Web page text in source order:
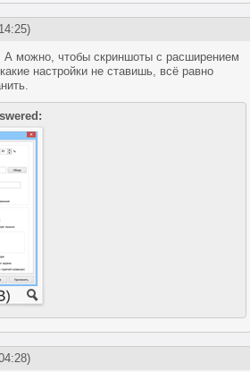
можно, чтобы скриншоты с расширением
настройки не ставишь, всё равно